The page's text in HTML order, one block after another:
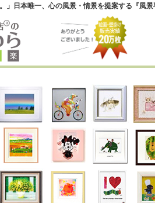
」日本唯一、心の風景・情景を提案する『